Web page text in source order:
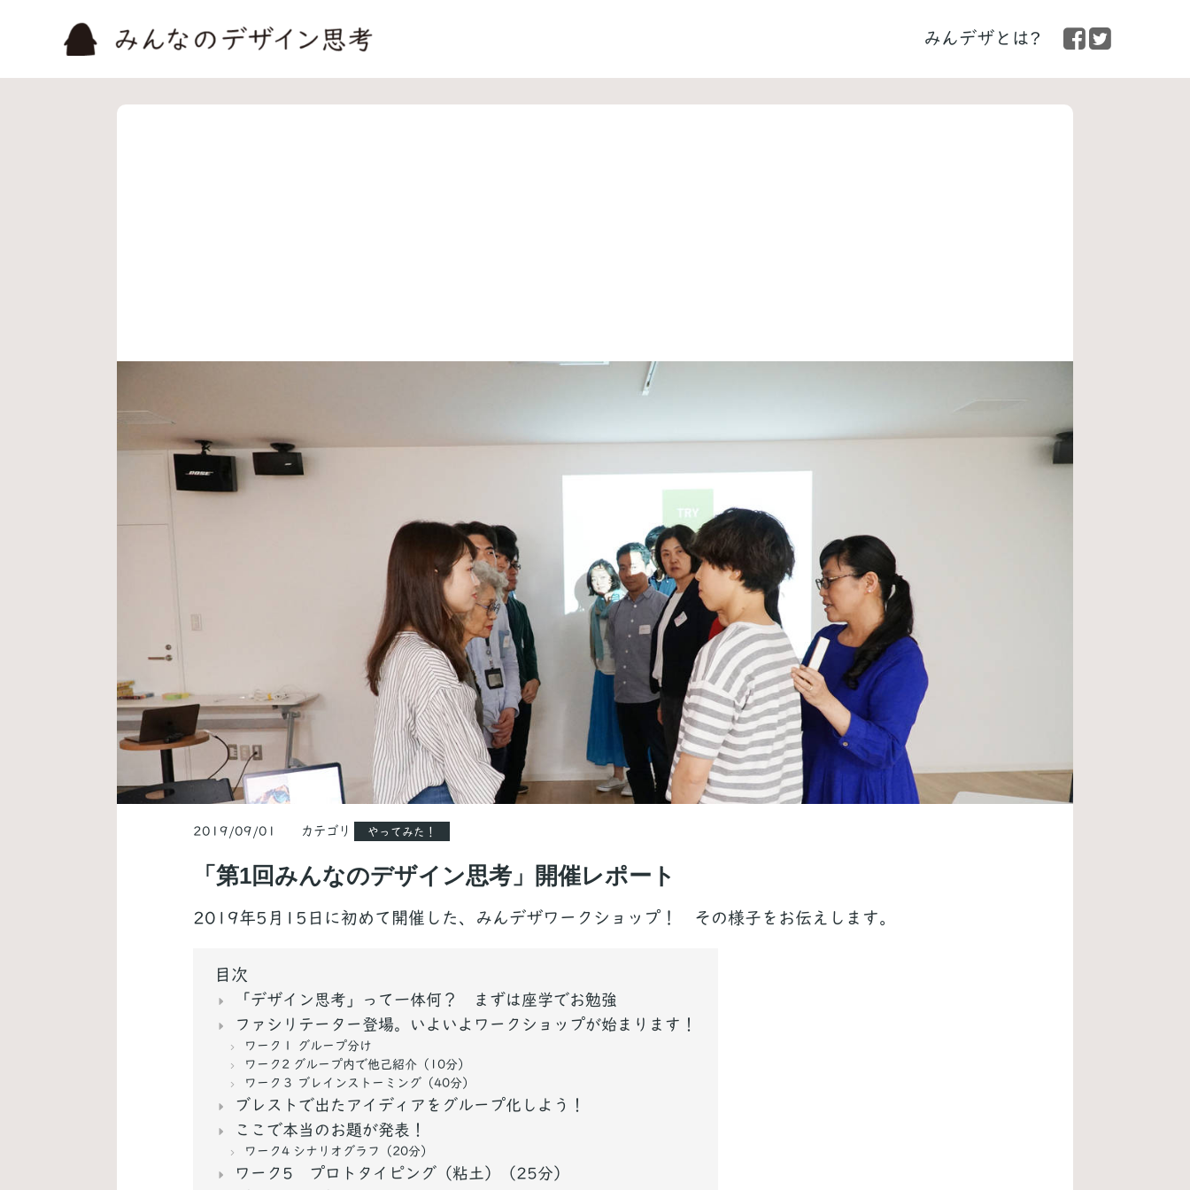
みんデザとは?
2019/09/01 カテゴリ やってみた！
「第1回みんなのデザイン思考」開催レポート
2019年5月15日に初めて開催した、みんデザワークショップ！ その様子をお伝えします。
目次
「デザイン思考」って一体何？ まずは座学でお勉強
ファシリテーター登場。いよいよワークショップが始まります！
ワーク１ グループ分け
ワーク2 グループ内で他己紹介（10分）
ワーク３ ブレインストーミング（40分）
ブレストで出たアイディアをグループ化しよう！
ここで本当のお題が発表！
ワーク4 シナリオグラフ（20分）
ワーク5 プロトタイピング（粘土）（25分）